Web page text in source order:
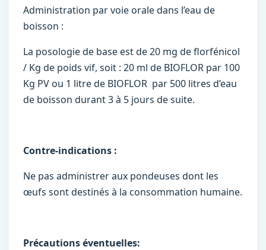
Administration par voie orale dans l’eau de
boisson :
La posologie de base est de 20 mg de florfénicol
/ Kg de poids vif, soit : 20 ml de BIOFLOR par 100
Kg PV ou 1 litre de BIOFLOR par 500 litres d’eau
de boisson durant 3 à 5 jours de suite.
Contre-indications :
Ne pas administrer aux pondeuses dont les
œufs sont destinés à la consommation humaine.
Précautions éventuelles: